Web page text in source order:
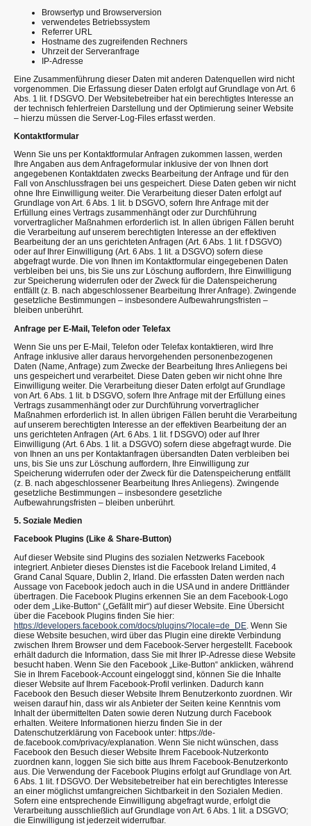
Browsertyp und Browserversion
verwendetes Betriebssystem
Referrer URL
Hostname des zugreifenden Rechners
Uhrzeit der Serveranfrage
IP-Adresse
Eine Zusammenführung dieser Daten mit anderen Datenquellen wird nicht
vorgenommen. Die Erfassung dieser Daten erfolgt auf Grundlage von Art. 6
Abs. 1 lit. f DSGVO. Der Websitebetreiber hat ein berechtigtes Interesse an
der technisch fehlerfreien Darstellung und der Optimierung seiner Website
– hierzu müssen die Server-Log-Files erfasst werden.
Kontaktformular
Wenn Sie uns per Kontaktformular Anfragen zukommen lassen, werden
Ihre Angaben aus dem Anfrageformular inklusive der von Ihnen dort
angegebenen Kontaktdaten zwecks Bearbeitung der Anfrage und für den
Fall von Anschlussfragen bei uns gespeichert. Diese Daten geben wir nicht
ohne Ihre Einwilligung weiter. Die Verarbeitung dieser Daten erfolgt auf
Grundlage von Art. 6 Abs. 1 lit. b DSGVO, sofern Ihre Anfrage mit der
Erfüllung eines Vertrags zusammenhängt oder zur Durchführung
vorvertraglicher Maßnahmen erforderlich ist. In allen übrigen Fällen beruht
die Verarbeitung auf unserem berechtigten Interesse an der effektiven
Bearbeitung der an uns gerichteten Anfragen (Art. 6 Abs. 1 lit. f DSGVO)
oder auf Ihrer Einwilligung (Art. 6 Abs. 1 lit. a DSGVO) sofern diese
abgefragt wurde. Die von Ihnen im Kontaktformular eingegebenen Daten
verbleiben bei uns, bis Sie uns zur Löschung auffordern, Ihre Einwilligung
zur Speicherung widerrufen oder der Zweck für die Datenspeicherung
entfällt (z. B. nach abgeschlossener Bearbeitung Ihrer Anfrage). Zwingende
gesetzliche Bestimmungen – insbesondere Aufbewahrungsfristen –
bleiben unberührt.
Anfrage per E-Mail, Telefon oder Telefax
Wenn Sie uns per E-Mail, Telefon oder Telefax kontaktieren, wird Ihre
Anfrage inklusive aller daraus hervorgehenden personenbezogenen
Daten (Name, Anfrage) zum Zwecke der Bearbeitung Ihres Anliegens bei
uns gespeichert und verarbeitet. Diese Daten geben wir nicht ohne Ihre
Einwilligung weiter. Die Verarbeitung dieser Daten erfolgt auf Grundlage
von Art. 6 Abs. 1 lit. b DSGVO, sofern Ihre Anfrage mit der Erfüllung eines
Vertrags zusammenhängt oder zur Durchführung vorvertraglicher
Maßnahmen erforderlich ist. In allen übrigen Fällen beruht die Verarbeitung
auf unserem berechtigten Interesse an der effektiven Bearbeitung der an
uns gerichteten Anfragen (Art. 6 Abs. 1 lit. f DSGVO) oder auf Ihrer
Einwilligung (Art. 6 Abs. 1 lit. a DSGVO) sofern diese abgefragt wurde. Die
von Ihnen an uns per Kontaktanfragen übersandten Daten verbleiben bei
uns, bis Sie uns zur Löschung auffordern, Ihre Einwilligung zur
Speicherung widerrufen oder der Zweck für die Datenspeicherung entfällt
(z. B. nach abgeschlossener Bearbeitung Ihres Anliegens). Zwingende
gesetzliche Bestimmungen – insbesondere gesetzliche
Aufbewahrungsfristen – bleiben unberührt.
5. Soziale Medien
Facebook Plugins (Like & Share-Button)
Auf dieser Website sind Plugins des sozialen Netzwerks Facebook
integriert. Anbieter dieses Dienstes ist die Facebook Ireland Limited, 4
Grand Canal Square, Dublin 2, Irland. Die erfassten Daten werden nach
Aussage von Facebook jedoch auch in die USA und in andere Drittländer
übertragen. Die Facebook Plugins erkennen Sie an dem Facebook-Logo
oder dem „Like-Button“ („Gefällt mir“) auf dieser Website. Eine Übersicht
über die Facebook Plugins finden Sie hier:
https://developers.facebook.com/docs/plugins/?locale=de_DE . Wenn Sie
diese Website besuchen, wird über das Plugin eine direkte Verbindung
zwischen Ihrem Browser und dem Facebook-Server hergestellt. Facebook
erhält dadurch die Information, dass Sie mit Ihrer IP-Adresse diese Website
besucht haben. Wenn Sie den Facebook „Like-Button“ anklicken, während
Sie in Ihrem Facebook-Account eingeloggt sind, können Sie die Inhalte
dieser Website auf Ihrem Facebook-Profil verlinken. Dadurch kann
Facebook den Besuch dieser Website Ihrem Benutzerkonto zuordnen. Wir
weisen darauf hin, dass wir als Anbieter der Seiten keine Kenntnis vom
Inhalt der übermittelten Daten sowie deren Nutzung durch Facebook
erhalten. Weitere Informationen hierzu finden Sie in der
Datenschutzerklärung von Facebook unter: https://de-
de.facebook.com/privacy/explanation. Wenn Sie nicht wünschen, dass
Facebook den Besuch dieser Website Ihrem Facebook-Nutzerkonto
zuordnen kann, loggen Sie sich bitte aus Ihrem Facebook-Benutzerkonto
aus. Die Verwendung der Facebook Plugins erfolgt auf Grundlage von Art.
6 Abs. 1 lit. f DSGVO. Der Websitebetreiber hat ein berechtigtes Interesse
an einer möglichst umfangreichen Sichtbarkeit in den Sozialen Medien.
Sofern eine entsprechende Einwilligung abgefragt wurde, erfolgt die
Verarbeitung ausschließlich auf Grundlage von Art. 6 Abs. 1 lit. a DSGVO;
die Einwilligung ist jederzeit widerrufbar.